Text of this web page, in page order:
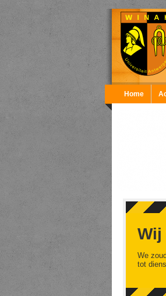
Overslaan en naar de inhoud gaan
Home
Wij
We
tot